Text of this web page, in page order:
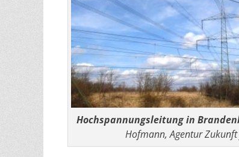
Hochspannungsleitung in
Hofmann, Agentur